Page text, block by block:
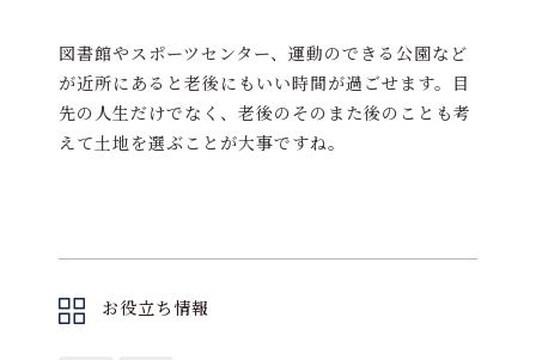
図書館やスポーツセンター、運動のできる公園など
が近所にあると老後にもいい時間が過ごせます。目
先の人生だけでなく、老後のそのまた後のことも考
えて土地を選ぶことが大事ですね。
お役立ち情報